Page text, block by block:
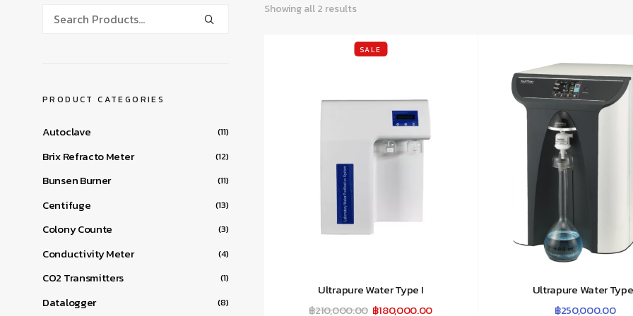
Showing all 2 results
SALE
Ultrapure Water Type I
฿210,000.00 Original
฿180,000.00Current
Ultrapure Water
฿250,000.00
PRODUCT CATEGORIES
Autoclave (11)
Brix Refracto Meter (12)
Bunsen Burner (11)
Centifuge (13)
Colony Counte (3)
Conductivity Meter (4)
CO2 Transmitters (1)
Datalogger (8)